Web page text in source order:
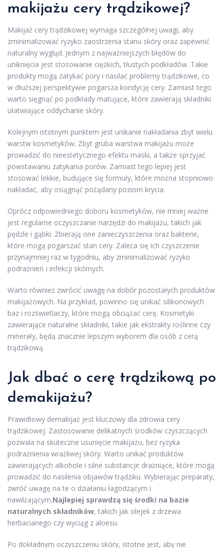
makijażu cery trądzikowej?
Makijaż cery trądzikowej wymaga szczególnej uwagi, aby
zminimalizować ryzyko zaostrzenia stanu skóry oraz zapewnić
naturalny wygląd. Jednym z najważniejszych błędów do
uniknięcia jest stosowanie ciężkich, tłustych podkładów. Takie
produkty mogą zatykać pory i nasilać problemy trądzikowe, co
w dłuższej perspektywie pogarsza kondycję cery. Zamiast tego
warto sięgnąć po podkłady matujące, które zawierają składniki
ułatwiające oddychanie skóry.
Kolejnym istotnym punktem jest unikanie nakładania zbyt wielu
warstw kosmetyków. Zbyt gruba warstwa makijażu może
prowadzić do nieestetycznego efektu maski, a także sprzyjać
powstawaniu zatykania porów. Zamiast tego lepiej jest
stosować lekkie, budujące się formuły, które można stopniowo
nakładać, aby osiągnąć pożądany poziom krycia.
Oprócz odpowiedniego doboru kosmetyków, nie mniej ważne
jest regularne oczyszczanie narzędzi do makijażu, takich jak
pędzle i gąbki. Zbierają one zanieczyszczenia oraz bakterie,
które mogą pogarszać stan cery. Zaleca się ich czyszczenie
przynajmniej raz w tygodniu, aby zminimalizować ryzyko
podrażnień i infekcji skórnych.
Warto również zwrócić uwagę na dobór pozostałych produktów
makijażowych. Na przykład, powinno się unikać silikonowych
baz i rozświetlaczy, które mogą obciążać cerę. Kosmetyki
zawierające naturalne składniki, takie jak ekstrakty roślinne czy
minerały, będą znacznie lepszym wyborem dla osób z cerą
trądzikową.
Jak dbać o cerę trądzikową po
demakijażu?
Prawidłowy demakijaż jest kluczowy dla zdrowia cery
trądzikowej. Zastosowanie delikatnych środków czyszczących
pozwala na skuteczne usunięcie makijażu, bez ryzyka
podrażnienia wrażliwej skóry. Warto unikać produktów
zawierających alkohole i silne substancje drażniące, które mogą
prowadzić do nasilenia objawów trądziku. Wybierając preparaty,
zwróć uwagę na te o działaniu łagodzącym i
nawilżającym.Najlepiej sprawdzą się środki na bazie
naturalnych składników, takich jak olejek z drzewa
herbacianego czy wyciąg z aloesu.
Po dokładnym oczyszczeniu skóry, istotne jest, aby nie